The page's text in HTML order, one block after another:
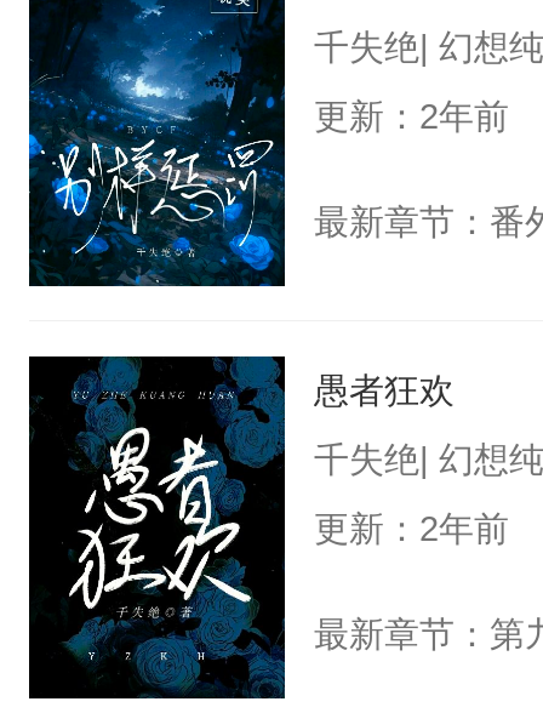
千失绝| 幻想
更新：2年前
最新章节：番
愚者狂欢
千失绝| 幻想
更新：2年前